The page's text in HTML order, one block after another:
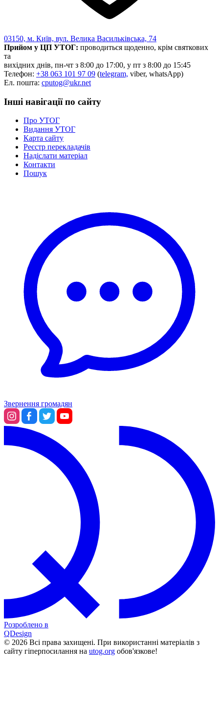
03150, м. Київ, вул. Велика Васильківська, 74
Прийом у ЦП УТОГ: проводиться щоденно, крім святкових
та
вихідних днів, пн-чт з 8:00 до 17:00, у пт з 8:00 до 15:45
Телефон: +38 063 101 97 09 (telegram, viber, whatsApp)
Ел. пошта: cputog@ukr.net
Інші навігації по сайту
Про УТОГ
Видання УТОГ
Карта сайту
Реєстр перекладачів
Надіслати матеріал
Контакти
Пошук
Звернення громадян
Розроблено в
QDesign
© 2026 Всі права захищені. При використанні матеріалів з
сайту гіперпосилання на utog.org обов'язкове!